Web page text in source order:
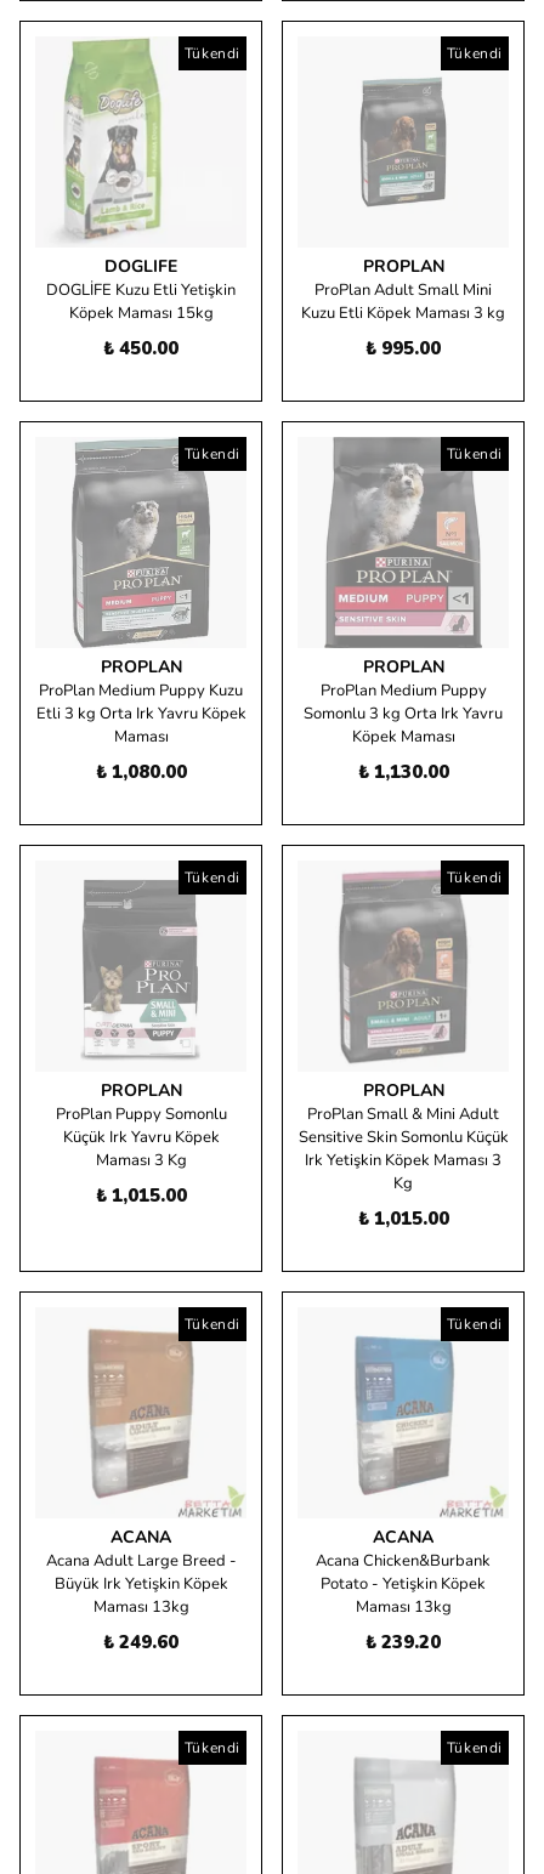
Tükendi
DOGLIFE
DOGLİFE Kuzu Etli Yetişkin
Köpek Maması 15kg
₺ 450.00
Tükendi
PROPLAN
ProPlan Adult Small Mini
Kuzu Etli Köpek Maması 3 kg
₺ 995.00
Tükendi
PROPLAN
ProPlan Medium Puppy Kuzu
Etli 3 kg Orta Irk Yavru Köpek
Maması
₺ 1,080.00
Tükendi
PROPLAN
ProPlan Medium Puppy
Somonlu 3 kg Orta Irk Yavru
Köpek Maması
₺ 1,130.00
Tükendi
PROPLAN
ProPlan Puppy Somonlu
Küçük Irk Yavru Köpek
Maması 3 Kg
₺ 1,015.00
Tükendi
PROPLAN
ProPlan Small & Mini Adult
Sensitive Skin Somonlu Küçük
Irk Yetişkin Köpek Maması 3
Kg
₺ 1,015.00
Tükendi
ACANA
Acana Adult Large Breed -
Büyük Irk Yetişkin Köpek
Maması 13kg
₺ 249.60
Tükendi
ACANA
Acana Chicken&Burbank
Potato - Yetişkin Köpek
Maması 13kg
₺ 239.20
Tükendi Tükendi